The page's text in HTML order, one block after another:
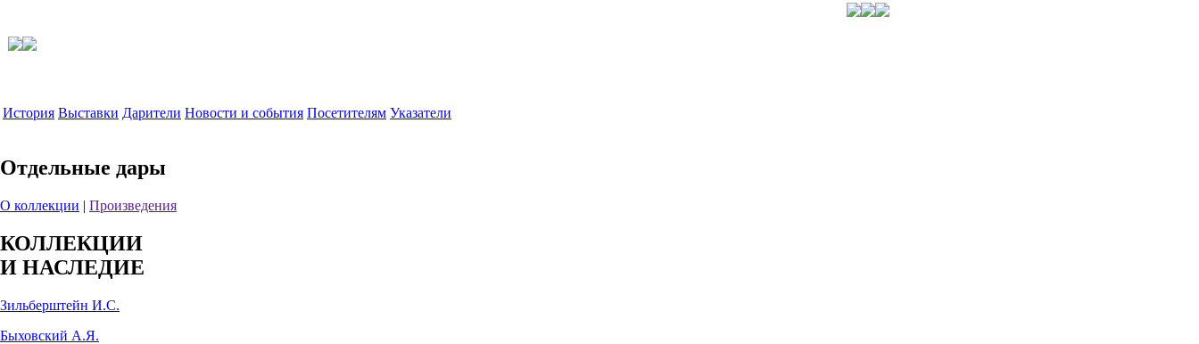
История Выставки Дарители Новости и события Посетителям Указатели
Отдельные дары
О коллекции | Произведения
КОЛЛЕКЦИИ
И НАСЛЕДИЕ
Зильберштейн И.С.
Быховский А.Я.